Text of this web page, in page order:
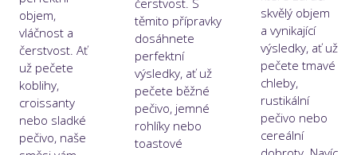
objem,
vláčnost a
čerstvost. Ať
už pečete
koblihy,
croissanty
nebo sladké
pečivo, naše
čerstvost. S
těmito přípravky
dosáhnete
perfektní
výsledky, ať už
pečete běžné
pečivo, jemné
rohlíky nebo
toastové
skvělý objem
a vynikající
výsledky, ať už
pečete tmavé
chleby,
rustikální
pečivo nebo
cereální